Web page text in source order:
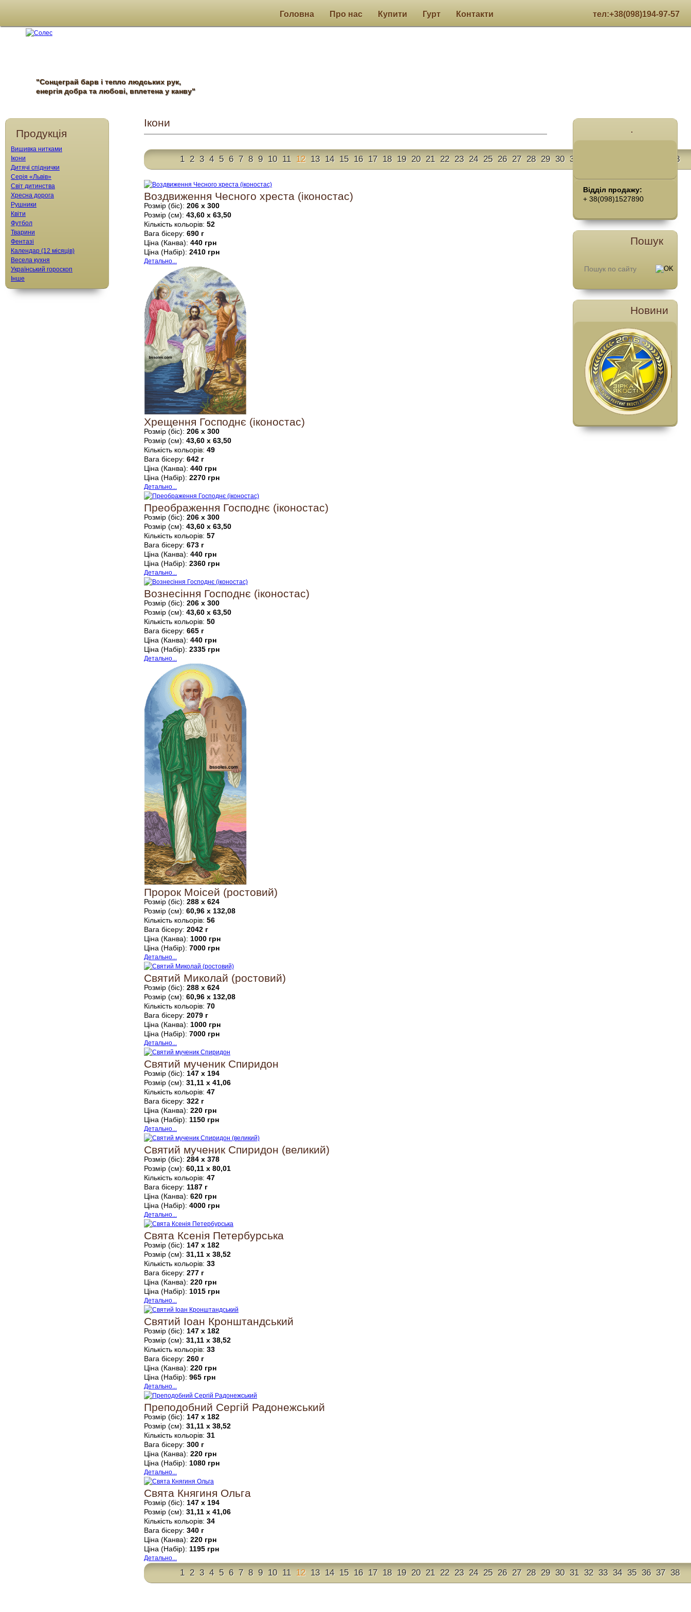
тел:+38(098)194-97-57
Головна Про нас Купити Гурт Контакти
"Сонцеграй барв і тепло людських рук,
енергія добра та любові, вплетена у канву"
Ікони
1 2 3 4 5 6 7 8 9 10 11 12 13 14 15 16 17 18 19 20 21 22 23 24 25 26 27 28 29 30 31 38
Воздвиження Чесного хреста (іконостас)
Розмір (біс): 206 х 300
Розмір (см): 43,60 х 63,50
Кількість кольорів: 52
Вага бісеру: 690 г
Ціна (Канва): 440 грн
Ціна (Набір): 2410 грн
Детально...
Хрещення Господнє (іконостас)
Розмір (біс): 206 х 300
Розмір (см): 43,60 х 63,50
Кількість кольорів: 49
Вага бісеру: 642 г
Ціна (Канва): 440 грн
Ціна (Набір): 2270 грн
Детально...
Преображення Господнє (іконостас)
Розмір (біс): 206 х 300
Розмір (см): 43,60 х 63,50
Кількість кольорів: 57
Вага бісеру: 673 г
Ціна (Канва): 440 грн
Ціна (Набір): 2360 грн
Детально...
Вознесіння Господнє (іконостас)
Розмір (біс): 206 х 300
Розмір (см): 43,60 х 63,50
Кількість кольорів: 50
Вага бісеру: 665 г
Ціна (Канва): 440 грн
Ціна (Набір): 2335 грн
Детально...
Пророк Моісей (ростовий)
Розмір (біс): 288 х 624
Розмір (см): 60,96 х 132,08
Кількість кольорів: 56
Вага бісеру: 2042 г
Ціна (Канва): 1000 грн
Ціна (Набір): 7000 грн
Детально...
Святий Миколай (ростовий)
Розмір (біс): 288 х 624
Розмір (см): 60,96 х 132,08
Кількість кольорів: 70
Вага бісеру: 2079 г
Ціна (Канва): 1000 грн
Ціна (Набір): 7000 грн
Детально...
Святий мученик Спиридон
Розмір (біс): 147 х 194
Розмір (см): 31,11 х 41,06
Кількість кольорів: 47
Вага бісеру: 322 г
Ціна (Канва): 220 грн
Ціна (Набір): 1150 грн
Детально...
Святий мученик Спиридон (великий)
Розмір (біс): 284 х 378
Розмір (см): 60,11 х 80,01
Кількість кольорів: 47
Вага бісеру: 1187 г
Ціна (Канва): 620 грн
Ціна (Набір): 4000 грн
Детально...
Свята Ксенія Петербурська
Розмір (біс): 147 х 182
Розмір (см): 31,11 х 38,52
Кількість кольорів: 33
Вага бісеру: 277 г
Ціна (Канва): 220 грн
Ціна (Набір): 1015 грн
Детально...
Святий Іоан Кронштандський
Розмір (біс): 147 х 182
Розмір (см): 31,11 х 38,52
Кількість кольорів: 33
Вага бісеру: 260 г
Ціна (Канва): 220 грн
Ціна (Набір): 965 грн
Детально...
Преподобний Сергій Радонежський
Розмір (біс): 147 х 182
Розмір (см): 31,11 х 38,52
Кількість кольорів: 31
Вага бісеру: 300 г
Ціна (Канва): 220 грн
Ціна (Набір): 1080 грн
Детально...
Свята Княгиня Ольга
Розмір (біс): 147 х 194
Розмір (см): 31,11 х 41,06
Кількість кольорів: 34
Вага бісеру: 340 г
Ціна (Канва): 220 грн
Ціна (Набір): 1195 грн
Детально...
1 2 3 4 5 6 7 8 9 10 11 12 13 14 15 16 17 18 19 20 21 22 23 24 25 26 27 28 29 30 31 32 33 34 35 36 37 38
Продукція
Вишивка нитками
Ікони
Дитячі спіднички
Серія «Львів»
Світ дитинства
Хресна дорога
Рушники
Квіти
Футбол
Тварини
Фентазі
Календар (12 місяців)
Весела кухня
Український гороскоп
Інше
.
Відділ продажу:
+ 38(098)1527890
Пошук
Новини